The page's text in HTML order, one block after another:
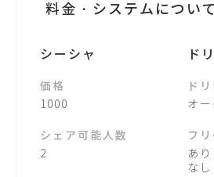
料金・システムについて
シーシャ
価格
1000
シェア可能人数
2
ド
ド
オ
フ
あり
なし